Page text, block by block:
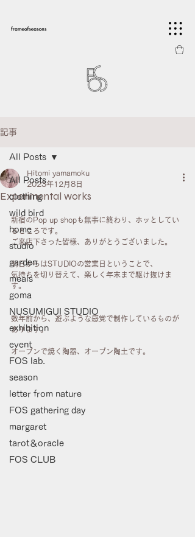
記事
All Posts
clothing
wild bird
home
studio
garden
meals
goma
NUSUMIGUI STUDIO
exhibition
event
FOS lab.
season
letter from nature
FOS gathering day
margaret
tarot＆oracle
FOS CLUB
All Posts
Experimental works
Hitomi yamamoku
2023年12月8日
新宿のPop up shopも無事に終わり、ホッとしてい
るところです。
ご来店下さった皆様、ありがとうございました。
明日からはSTUDIOの営業日ということで、
気持ちを切り替えて、楽しく年末まで駆け抜けま
す。
数年前から、遊ぶような感覚で制作しているものが
あります。
オーブンで焼く陶器、オーブン陶土です。